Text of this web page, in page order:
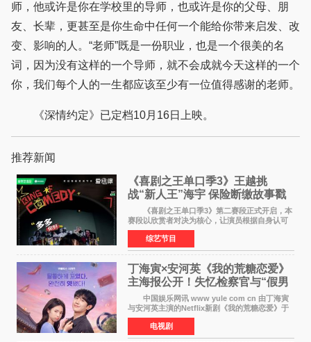
师，他或许是你在学校里的导师，也或许是你的父母、朋
友、长辈，更甚至是你生命中任何一个能给你带来启发、改
变、影响的人。“老师”既是一份职业，也是一个很美的名
词，因为没有这样的一个导师，就不会成就今天这样的一个
你，我们每个人的一生都应该至少有一位值得感谢的老师。
《深情约定》已定档10月16日上映。
推荐新闻
《喜剧之王单口季3》王越挑
战“新人王”海宇 保险断缴故事戳
中生活痛点
《喜剧之王单口季3》第二赛段正式开启，本
赛段以欣赏者对决为核心，让演员根据自身认可
选择对手，在作品碰撞中完成一次喜剧创作者之
间的交流。这里有实力相当的正面对抗，也有老
朋友、老对手之
综艺节目
丁海寅×安河英《我的荒糖恋爱》
主海报公开！失忆检察官与“假男
友”同居罗曼史来
中国娱乐网讯 www yule com cn 由丁海寅
与安河英主演的Netflix新剧《我的荒糖恋爱》于
近日公开主海报，正式进入开播倒计时。 海
报中，两人并肩站在充满怀旧气息的九津麦芽村
街道上，丁
电视剧